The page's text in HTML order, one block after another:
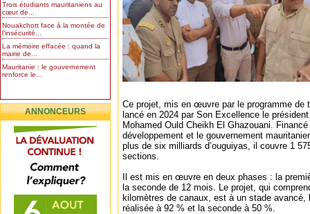
Trois étudiants mauritaniens au
cœur de...
Nouakchott face à la montée de
l’insécurité...
La mémoire effacée : quand la
mairie de...
Mauritanie : le gouvernement
renforce le...
ANNONCEURS
Ce projet, mis en œuvre par le programme de
lancé en 2024 par Son Excellence le
Mohamed Ould Cheikh El Ghazouani.
développement et le gouvernement
plus de six milliards d’ouguiyas, il couvre 1
sections.
Il est mis en œuvre en deux phases : la
la seconde de 12 mois. Le projet, qui
kilomètres de canaux, est à un stade avancé,
réalisée à 92 % et la seconde à 50 %.